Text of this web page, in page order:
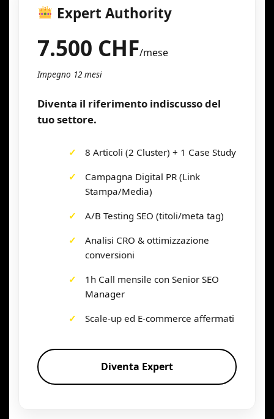
Expert Authority
7.500 CHF/mese
Impegno 12 mesi
Diventa il riferimento indiscusso del
tuo settore.
8 Articoli (2 Cluster) + 1 Case Study
Campagna Digital PR (Link
Stampa/Media)
A/B Testing SEO (titoli/meta tag)
Analisi CRO & ottimizzazione
conversioni
1h Call mensile con Senior SEO
Manager
Scale-up ed E-commerce affermati
Diventa Expert